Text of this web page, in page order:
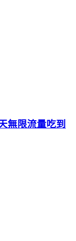
無限流量吃到